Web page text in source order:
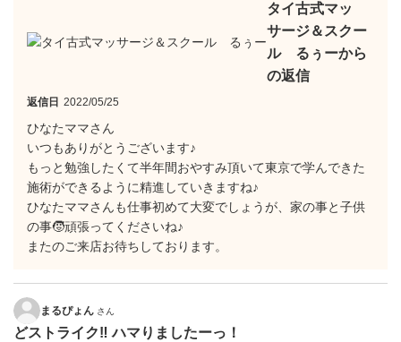
タイ古式マッ
サージ＆スクー
ル るぅーから
の返信
返信日 2022/05/25
ひなたママさん
いつもありがとうございます♪
もっと勉強したくて半年間おやすみ頂いて東京で学んできた
施術ができるように精進していきますね♪
ひなたママさんも仕事初めて大変でしょうが、家の事と子供
の事🧒頑張ってくださいね♪
またのご来店お待ちしております。
まるぴょん さん
どストライク‼︎ ハマりましたーっ！